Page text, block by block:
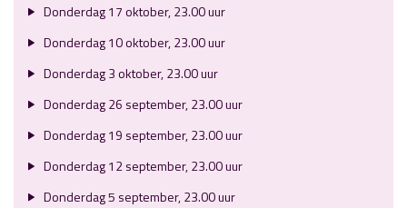
Donderdag 17 oktober, 23.00 uur
Donderdag 10 oktober, 23.00 uur
Donderdag 3 oktober, 23.00 uur
Donderdag 26 september, 23.00 uur
Donderdag 19 september, 23.00 uur
Donderdag 12 september, 23.00 uur
Donderdag 5 september, 23.00 uur